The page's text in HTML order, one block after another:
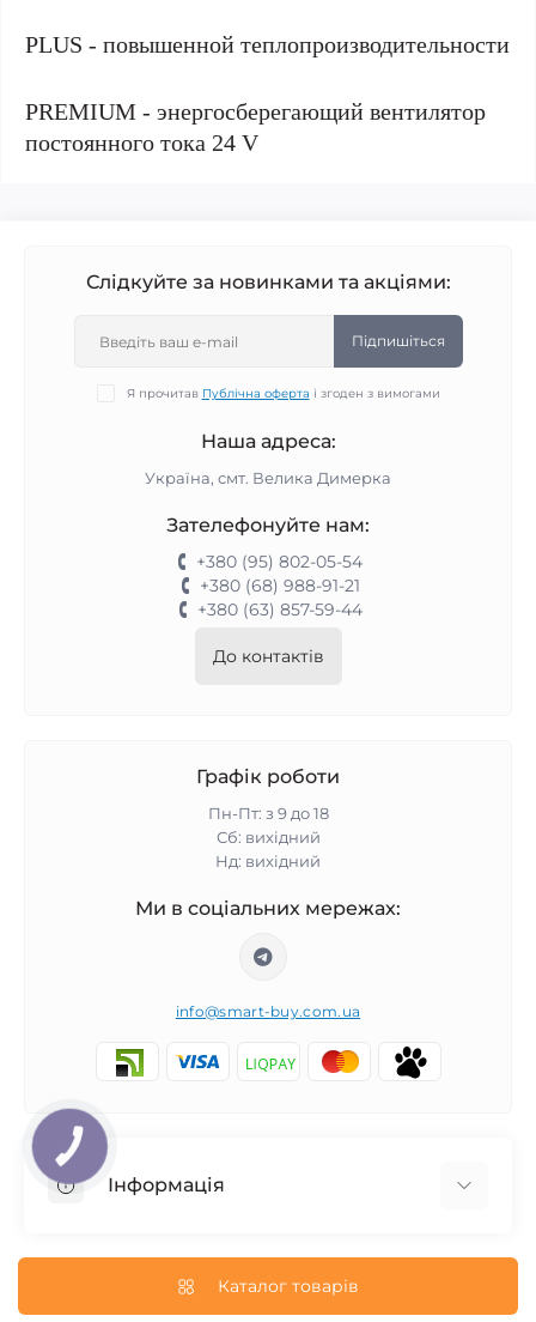
PLUS - повышенной теплопроизводительности
PREMIUM - энергосберегающий вентилятор
постоянного тока 24 V
Слідкуйте за новинками та акціями:
Підпишіться
Я прочитав Публічна оферта і згоден з вимогами
Наша адреса:
Україна, смт. Велика Димерка
Зателефонуйте нам:
+380 (95) 802-05-54
+380 (68) 988-91-21
+380 (63) 857-59-44
До контактів
Графік роботи
Пн-Пт: з 9 до 18
Сб: вихідний
Нд: вихідний
Ми в соціальних мережах:
info@smart-buy.com.ua
Інформація
Про нас
Каталог товарів
КНОПКА
ЗВ'ЯЗКУ